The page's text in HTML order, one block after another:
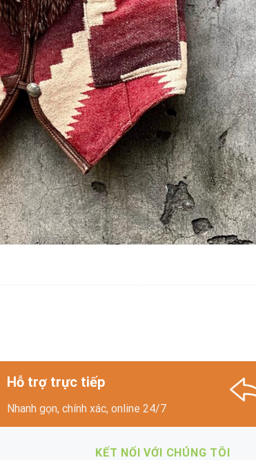
Hỗ trợ trực tiếp
Nhanh gọn, chính xác, online 24/7
KẾT NỐI VỚI CHÚNG TÔI